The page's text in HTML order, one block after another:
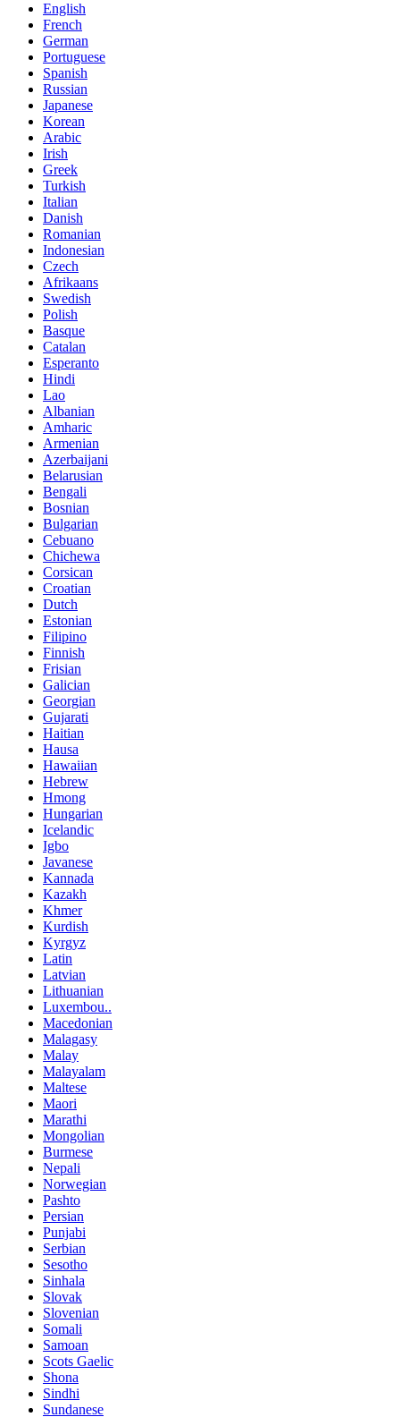
English
French
German
Portuguese
Spanish
Russian
Japanese
Korean
Arabic
Irish
Greek
Turkish
Italian
Danish
Romanian
Indonesian
Czech
Afrikaans
Swedish
Polish
Basque
Catalan
Esperanto
Hindi
Lao
Albanian
Amharic
Armenian
Azerbaijani
Belarusian
Bengali
Bosnian
Bulgarian
Cebuano
Chichewa
Corsican
Croatian
Dutch
Estonian
Filipino
Finnish
Frisian
Galician
Georgian
Gujarati
Haitian
Hausa
Hawaiian
Hebrew
Hmong
Hungarian
Icelandic
Igbo
Javanese
Kannada
Kazakh
Khmer
Kurdish
Kyrgyz
Latin
Latvian
Lithuanian
Luxembou..
Macedonian
Malagasy
Malay
Malayalam
Maltese
Maori
Marathi
Mongolian
Burmese
Nepali
Norwegian
Pashto
Persian
Punjabi
Serbian
Sesotho
Sinhala
Slovak
Slovenian
Somali
Samoan
Scots Gaelic
Shona
Sindhi
Sundanese